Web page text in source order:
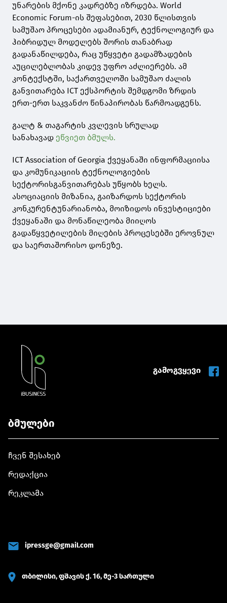
უნარების მქონე კადრებზე იზრდება. World
Economic Forum-ის შეფასებით, 2030 წლისთვის
სამუშაო პროცესები ადამიანურ, ტექნოლოგიურ და
ჰიბრიდულ მოდელებს შორის თანაბრად
გადანაწილდება, რაც უწყვეტი გადამზადების
აუცილებლობას კიდევ უფრო აძლიერებს. ამ
კონტექსტში, საქართველოში სამუშაო ძალის
განვითარება ICT ექსპორტის შემდგომი ზრდის
ერთ-ერთ საკვანძო წინაპირობას წარმოადგენს.
გალტ & თაგარტის კვლევის სრულად
სანახავად ეწვიეთ ბმულს.
ICT Association of Georgia ქვეყანაში ინფორმაციისა
და კომუნიკაციის ტექნოლოგიების
სექტორისგანვითარებას უწყობს ხელს.
ასოციაციის მიზანია, გაიზარდოს სექტორის
კონკურენტუნარიანობა, მოიზიდოს ინვესტიციები
ქვეყანაში და მონაწილეობა მიიღოს
გადაწყვეტილების მიღების პროცესებში ეროვნულ
და საერთაშორისო დონეზე.
გამოგვყევი
ბმულები
ჩვენ შესახებ
რედაქცია
რეკლამა
ipressge@gmail.com
თბილისი, ფშავის ქ. 16, მე-3 სართული